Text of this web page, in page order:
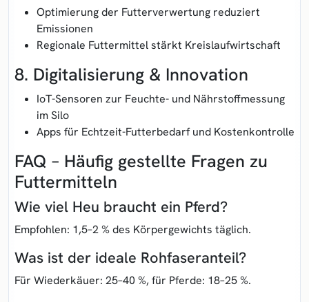
Optimierung der Futterverwertung reduziert
Emissionen
Regionale Futtermittel stärkt Kreislaufwirtschaft
8. Digitalisierung & Innovation
IoT-Sensoren zur Feuchte- und Nährstoffmessung
im Silo
Apps für Echtzeit-Futterbedarf und Kostenkontrolle
FAQ – Häufig gestellte Fragen zu
Futtermitteln
Wie viel Heu braucht ein Pferd?
Empfohlen: 1,5–2 % des Körpergewichts täglich.
Was ist der ideale Rohfaseranteil?
Für Wiederkäuer: 25–40 %, für Pferde: 18–25 %.